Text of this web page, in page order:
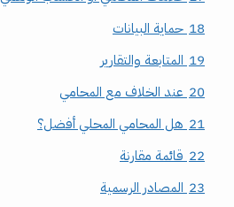
18 حماية البيانات
19 المتابعة والتقارير
20 عند الخلاف مع المحامي
21 هل المحامي المحلي أفضل؟
22 قائمة مقارنة
23 المصادر الرسمية